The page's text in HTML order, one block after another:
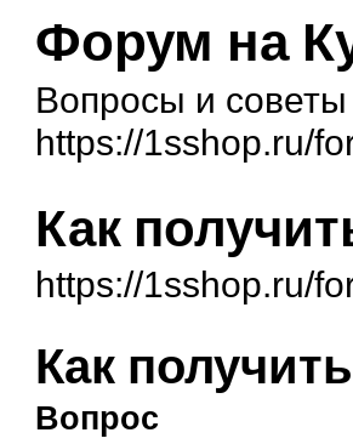
Форум на
Вопросы и
https://1sshop.ru/
Как
https://1sshop.ru/
Как
Вопрос